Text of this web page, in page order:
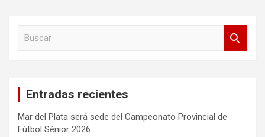
Entradas recientes
Mar del Plata será sede del Campeonato Provincial de
Fútbol Sénior 2026